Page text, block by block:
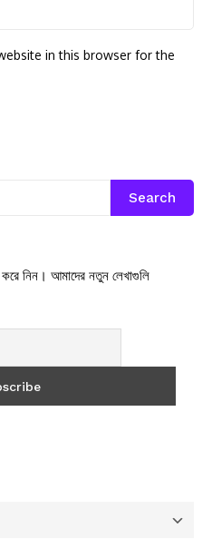
in this browser for the
Search
নিন। আমাদের নতুন লেখাগুলি